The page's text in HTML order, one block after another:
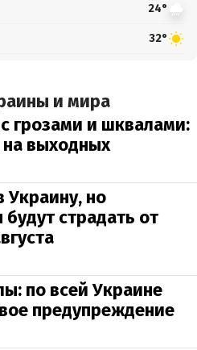
24°
32°
и мира
грозами и шквалами:
на выходных
Украину, но
страдать от
по всей Украине
предупреждение